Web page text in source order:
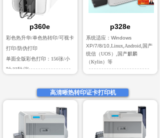
p360e p328e
系统适应： Windows
XP/7/8/10, Linux,Android,国产
统信（UOS）,国产麒麟
（Kylin）等
彩色热升华/单色热转印/可视卡
打印/防伪打印
单面全版彩色打印：156张/小
时,23秒/张
高清晰热转印证卡打印机